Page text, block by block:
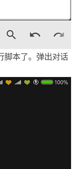
脚本了。弹出对话